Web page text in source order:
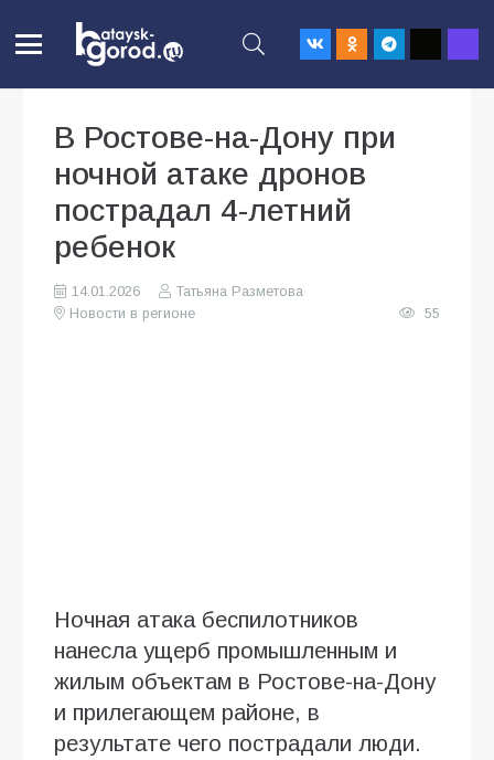
В Ростове-на-Дону при
ночной атаке дронов
пострадал 4-летний
ребенок
14.01.2026
Татьяна Разметова
Новости в регионе
55
Ночная атака беспилотников
нанесла ущерб промышленным и
жилым объектам в Ростове-на-Дону
и прилегающем районе, в
результате чего пострадали люди.